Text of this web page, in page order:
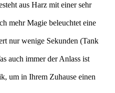
aus Harz mit einer sehr
mehr Magie beleuchtet eine
nur wenige Sekunden (Tank
auch immer der Anlass ist
um in Ihrem Zuhause einen